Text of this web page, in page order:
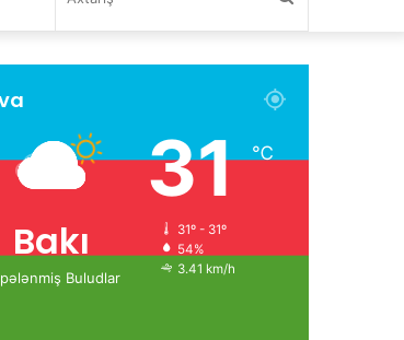
Bakı
Buludlar
31℃
31º - 31º
54%
3.41 km/h